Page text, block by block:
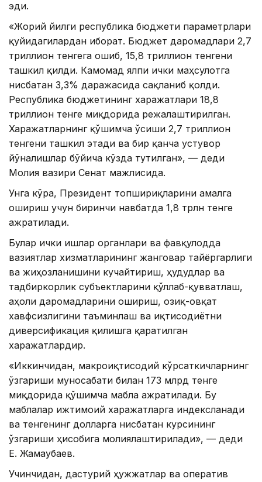
эди.
«Жорий йилги республика бюджети параметрлари
қуйидагилардан иборат. Бюджет даромадлари 2,7
триллион тенгега ошиб, 15,8 триллион тенгени
ташкил қилди. Камомад ялпи ички маҳсулотга
нисбатан 3,3% даражасида сақланиб қолди.
Республика бюджетининг харажатлари 18,8
триллион тенге миқдорида режалаштирилган.
Харажатларнинг қўшимча ўсиши 2,7 триллион
тенгени ташкил этади ва бир қанча устувор
йўналишлар бўйича кўзда тутилган», — деди
Молия вазири Сенат мажлисида.
Унга кўра, Президент топшириқларини амалга
ошириш учун биринчи навбатда 1,8 трлн тенге
ажратилади.
Булар ички ишлар органлари ва фавқулодда
вазиятлар хизматларининг жанговар тайёргарлиги
ва жиҳозланишини кучайтириш, ҳудудлар ва
тадбиркорлик субъектларини қўллаб-қувватлаш,
аҳоли даромадларини ошириш, озиқ-овқат
хавфсизлигини таъминлаш ва иқтисодиётни
диверсификация қилишга қаратилган
харажатлардир.
«Иккинчидан, макроиқтисодий кўрсаткичларнинг
ўзгариши муносабати билан 173 млрд тенге
миқдорида қўшимча маблағ ажратилади. Бу
маблағлар ижтимоий харажатларга индексланади
ва тенгенинг долларга нисбатан курсининг
ўзгариши ҳисобига молиялаштирилади», — деди
Е. Жамаубаев.
Учинчидан, дастурий ҳужжатлар ва оператив